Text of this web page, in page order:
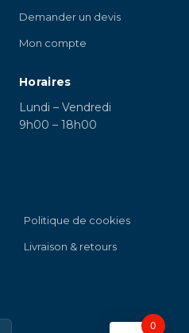
Demander un devis
Mon compte
Horaires
Lundi – Vendredi
9h00 – 18h00
Politique de cookies
Livraison & retours
0